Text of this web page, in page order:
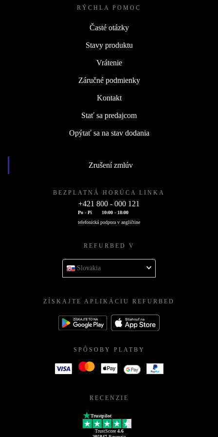
RÝCHLA POMOC
Časté otázky
Stavy produktu
Vrátenie
Záručné podmienky
Kontakt
Stať sa predajcom
Opýtať sa na stav dodania
Zrušení zmlúv
BEZPLATNÁ HORÚCA LINKA
+421 800 - 000 121
Po - Pi
10:00 - 18:00
telefonická podpora v angličtine
REFURBED V
Slovakia
ZÍSKAJTE APLIKÁCIU REFURBED
SPÔSOBY PLATBY
RECENZIE
Trustpilot
TrustScore 4.6